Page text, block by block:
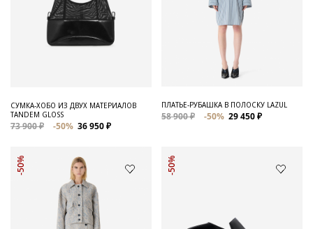
СУМКА-ХОБО ИЗ ДВУХ МАТЕРИАЛОВ
TANDEM GLOSS
73 900 ₽ -50% 36 950 ₽
ПЛАТЬЕ-РУБАШКА В ПОЛОСКУ LAZUL
58 900 ₽ -50% 29 450 ₽
-50% -50%